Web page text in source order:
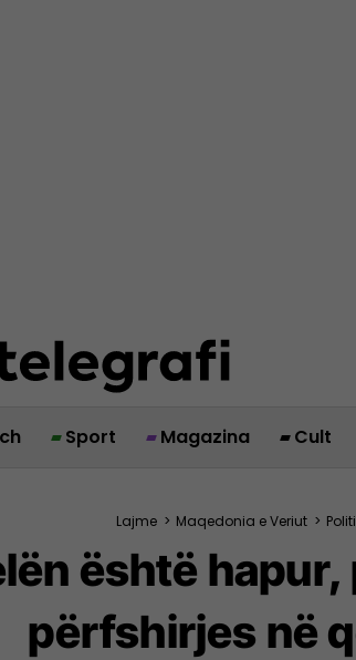
Sport Magazina Cult
Lajme > Maqedonia e Veriut >
është
përfshirjes në